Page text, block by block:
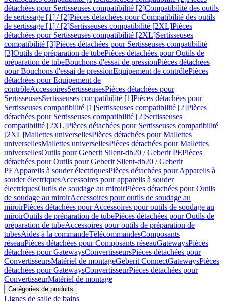
détachées pour Sertisseuses compatibilité [2]Compatibilité des outils
de sertissage [1] / [2]Pièces détachées pour Compatibilité des outils
de sertissage [1] / [2]Sertisseuses compatibilité [2XL]Pièces
détachées pour Sertisseuses compatibilité [2XL]Sertisseuses
compatibilité [3]Pièces détachées pour Sertisseuses compatibilité
[3]Outils de préparation de tubePièces détachées pour Outils de
préparation de tubeBouchons d'essai de pressionPièces détachées
pour Bouchons d'essai de pressionEquipement de contrôlePièces
détachées pour Equipement de
contrôleAccessoiresSertisseusesPièces détachées pour
SertisseusesSertisseuses compatibilité [1]Pièces détachées pour
Sertisseuses compatibilité [1]Sertisseuses compatibilité [2]Pièces
détachées pour Sertisseuses compatibilité [2]Sertisseuses
compatibilité [2XL]Pièces détachées pour Sertisseuses compatibilité
[2XL]Mallettes universellesPièces détachées pour Mallettes
universellesMallettes universellesPièces détachées pour Mallettes
universellesOutils pour Geberit Silent-db20 / Geberit PEPièces
détachées pour Outils pour Geberit Silent-db20 / Geberit
PEAppareils à souder électriquesPièces détachées pour Appareils à
souder électriquesAccessoires pour appareils à souder
électriquesOutils de soudage au miroirPièces détachées pour Outils
de soudage au miroirAccessoires pour outils de soudage au
miroirPièces détachées pour Accessoires pour outils de soudage au
miroirOutils de préparation de tubePièces détachées pour Outils de
préparation de tubeAccessoires pour outils de préparation de
tubesAides à la commandeTélécommandesComposants
réseauPièces détachées pour Composants réseauGatewaysPièces
détachées pour GatewaysConvertisseursPièces détachées pour
ConvertisseursMatériel de montageGeberit ConnectGatewaysPièces
détachées pour GatewaysConvertisseurPièces détachées pour
ConvertisseurMatériel de montage
Catégories de produits
Lignes de salle de bains